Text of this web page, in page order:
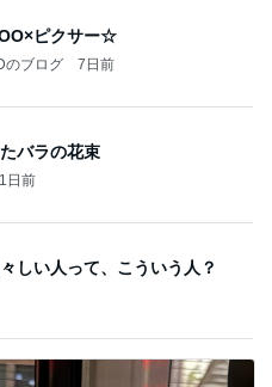
ピクサー☆
ブログ 7日前
バラの花束
1日前
しい人って、こういう人？